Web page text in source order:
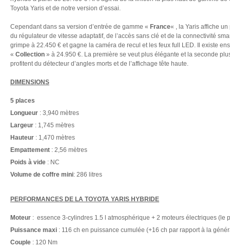
Toyota Yaris et de notre version d’essai.
Cependant dans sa version d’entrée de gamme « France« , la Yaris affiche
du régulateur de vitesse adaptatif, de l’accès sans clé et de la connectivité
grimpe à 22.450 € et gagne la caméra de recul et les feux full LED. Il existe
« Collection » à 24.950 €. La première se veut plus élégante et la seconde
profitent du détecteur d’angles morts et de l’affichage tête haute.
DIMENSIONS
5 places
Longueur : 3,940 mètres
Largeur : 1,745 mètres
Hauteur : 1,470 mètres
Empattement : 2,56 mètres
Poids à vide : NC
Volume de coffre mini: 286 litres
PERFORMANCES DE LA TOYOTA YARIS HYBRIDE
Moteur : essence 3-cylindres 1.5 l atmosphérique + 2 moteurs électriques (le
Puissance maxi : 116 ch en puissance cumulée (+16 ch par rapport à la
Couple : 120 Nm